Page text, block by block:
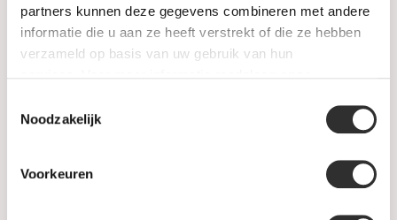
partners kunnen deze gegevens combineren met andere
informatie die u aan ze heeft verstrekt of die ze hebben
verzameld op basis van uw gebruik van hun
Noodzakelijk
Voorkeuren
PRE-OWNED
Informatie